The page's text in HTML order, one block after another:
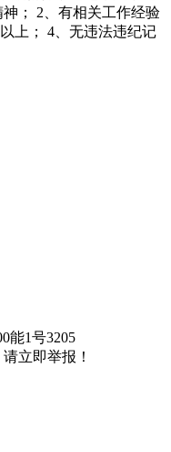
； 2、有相关工作经验
上； 4、无违法违纪记
能1号3205
立即举报！